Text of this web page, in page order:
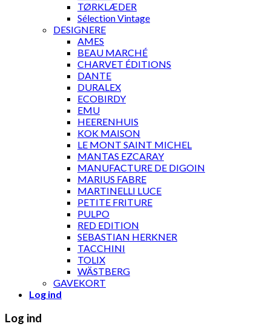
TØRKLÆDER
Sélection Vintage
DESIGNERE
AMES
BEAU MARCHÉ
CHARVET ÉDITIONS
DANTE
DURALEX
ECOBIRDY
EMU
HEERENHUIS
KOK MAISON
LE MONT SAINT MICHEL
MANTAS EZCARAY
MANUFACTURE DE DIGOIN
MARIUS FABRE
MARTINELLI LUCE
PETITE FRITURE
PULPO
RED EDITION
SEBASTIAN HERKNER
TACCHINI
TOLIX
WÄSTBERG
GAVEKORT
Log ind
Log ind